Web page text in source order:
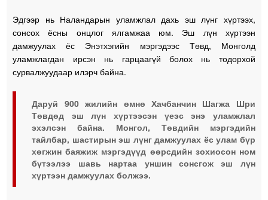
Эдгээр нь Наландарын уламжлал дахь эш лүнг хүртээх,
сонсох ёсны онцлог ялгамжаа юм. Эш лүн хүртээн
дамжуулах ёс Энэтхэгийн мэргэдээс Төвд, Монголд
уламжлагдан ирсэн нь гарцаагүй болох нь тодорхой
сурвалжуудаар илэрч байна.
Даруй 900 жилийн өмнө Хачбанчин Шагжа Шри
Төвдөд эш лүн хүртээсэн үеэс энэ уламжлал
эхэлсэн байна. Монгол, Төвдийн мэргэдийн
тайлбар, шастирын эш лүнг дамжуулах ёс улам бүр
хөгжин баяжиж мэргэдүүд өөрсдийн зохиосон ном
бүтээлээ шавь нартаа уншин сонсгож эш лүн
хүртээн дамжуулах болжээ.